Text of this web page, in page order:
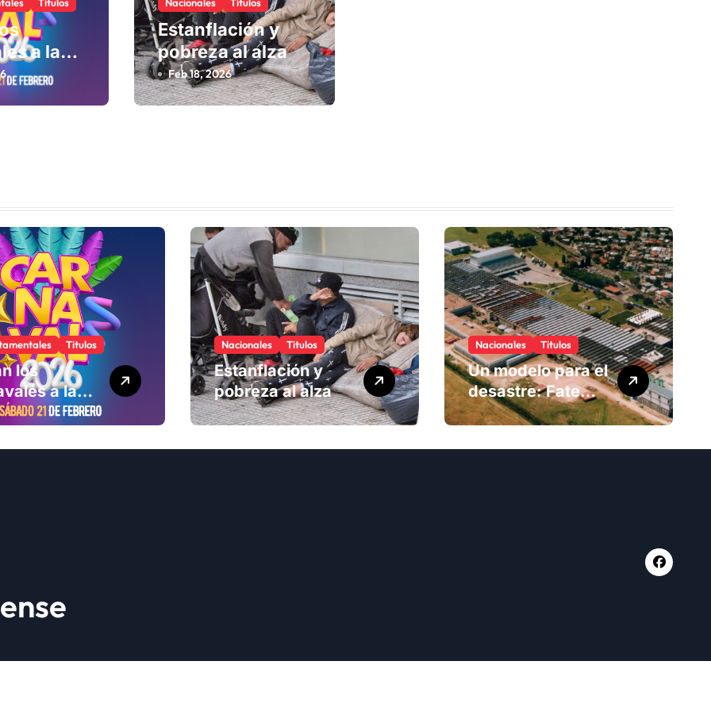
a la
Estanflación y
pobreza al alza
Feb 18, 2026
Titulos
los
a la
Nacionales Titulos
Estanflación y
pobreza al alza
Nacionales Titulos
Un modelo para el
desastre: Fate
anuncia su cierre
despide a más de